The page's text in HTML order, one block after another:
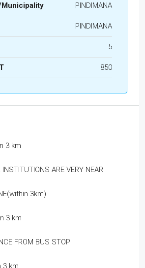
Municipality PINDIMANA
PINDIMANA
5
850
3 km
INSTITUTIONS ARE VERY NEAR
3km)
3 km
FROM BUS STOP
3 km